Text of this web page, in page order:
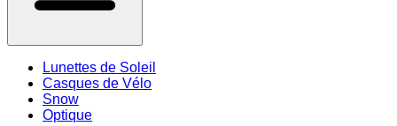
Lunettes de Soleil
Casques de Vélo
Snow
Optique